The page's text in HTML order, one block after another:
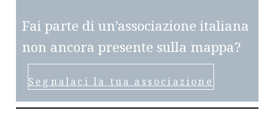
Fai parte di un’associazione italiana
non ancora presente sulla mappa?
Segnalaci la tua associazione